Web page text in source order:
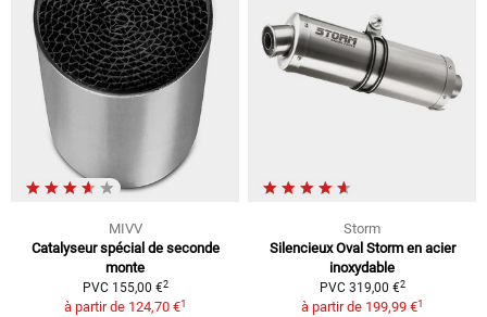
MIVV
Catalyseur spécial de seconde
monte
PVC 155,00 €2
à partir de 124,70 €1
Storm
Silencieux Oval Storm en acier
inoxydable
PVC 319,00 €2
à partir de 199,99 €1